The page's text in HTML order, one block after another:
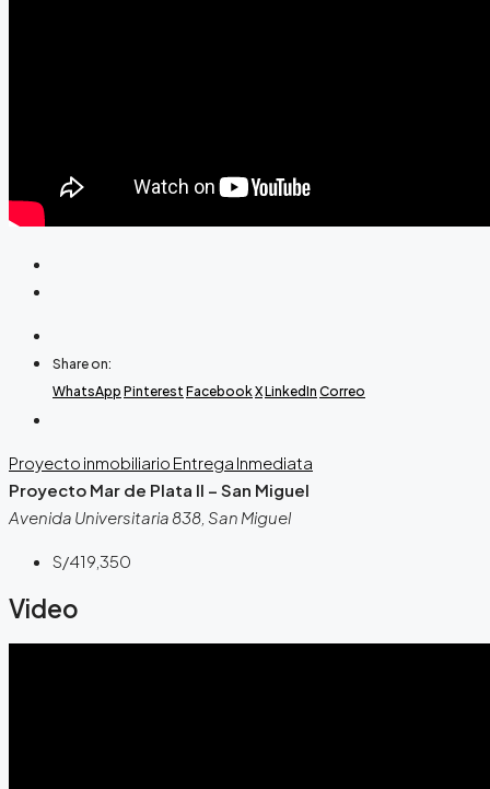
Share on:
WhatsApp Pinterest FacebookXLinkedIn Correo
Proyecto inmobiliario Entrega Inmediata
Proyecto Mar de Plata II – San Miguel
Avenida Universitaria 838, San Miguel
S/419,350
Video